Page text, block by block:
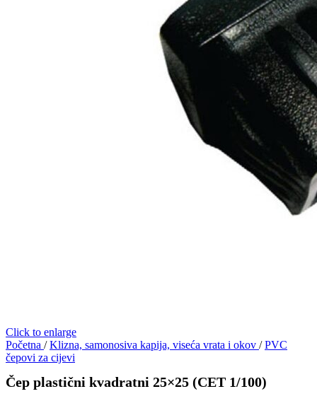
Click to enlarge
Početna / Klizna, samonosiva kapija, viseća vrata i okov / PVC
čepovi za cijevi
Čep plastični kvadratni 25×25 (CET 1/100)